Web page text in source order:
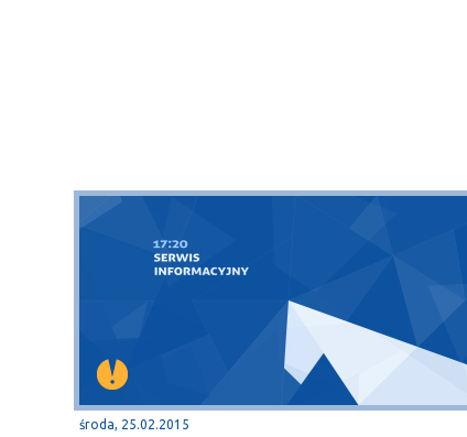
środa, 25.02.2015